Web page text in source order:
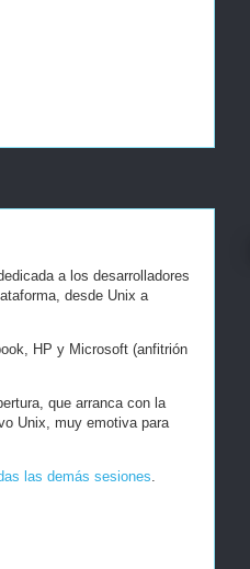
a los desarrolladores
desde Unix a
HP y Microsoft (anfitrión
que arranca con la
Unix, muy emotiva para
las demás sesiones.